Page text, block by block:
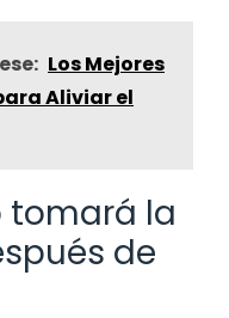
Los Mejores
Aliviar el
tomará la
de